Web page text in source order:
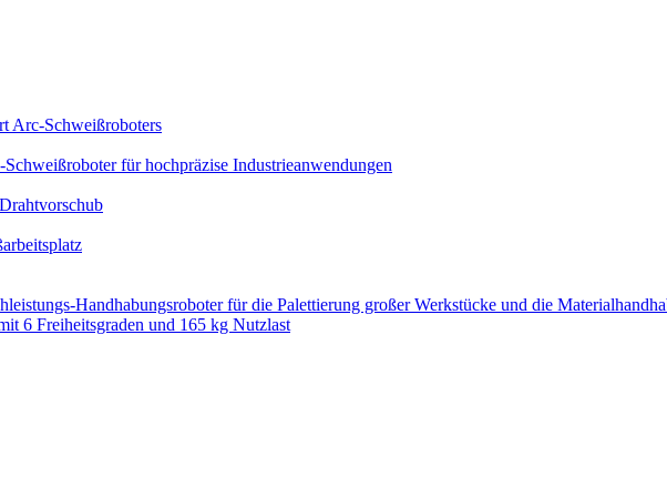
Arc-Schweißroboters
für hochpräzise Industrieanwendungen
Handhabungsroboter für die Palettierung großer Werkstücke und die
6 Freiheitsgraden und 165 kg Nutzlast